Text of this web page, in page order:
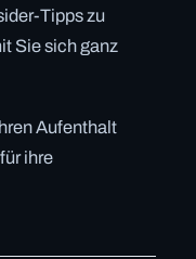
Tipps zu
Sie sich ganz
Aufenthalt
ihre